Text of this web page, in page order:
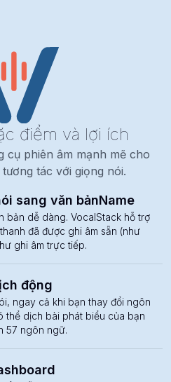
điểm và lợi ích
cụ phiên âm mạnh mẽ cho
tác với giọng nói.
sang văn bảnName
bản dễ dàng. VocalStack hỗ trợ
đã được ghi âm sẵn (như
ghi âm trực tiếp.
động
ngay cả khi bạn thay đổi ngôn
thể dịch bài phát biểu của bạn
57 ngôn ngữ.